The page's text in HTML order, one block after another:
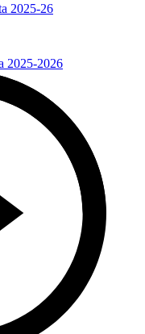
2025-26